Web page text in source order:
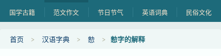
国学古籍 范文作文 节日节气 英语词典 民俗文化
首页 汉语字典 愸 愸字的解释